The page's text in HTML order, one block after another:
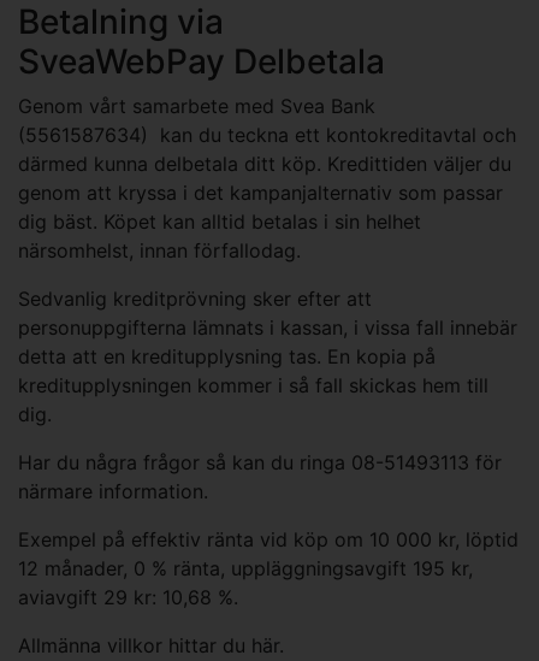
Betalning via
SveaWebPay Delbetala
Genom vårt samarbete med Svea Bank
(5561587634) kan du teckna ett kontokreditavtal och
därmed kunna delbetala ditt köp. Kredittiden väljer du
genom att kryssa i det kampanjalternativ som passar
dig bäst. Köpet kan alltid betalas i sin helhet
närsomhelst, innan förfallodag.
Sedvanlig kreditprövning sker efter att
personuppgifterna lämnats i kassan, i vissa fall innebär
detta att en kreditupplysning tas. En kopia på
kreditupplysningen kommer i så fall skickas hem till
dig.
Har du några frågor så kan du ringa 08-51493113 för
närmare information.
Exempel på effektiv ränta vid köp om 10 000 kr, löptid
12 månader, 0 % ränta, uppläggningsavgift 195 kr,
aviavgift 29 kr: 10,68 %.
Allmänna villkor hittar du här.